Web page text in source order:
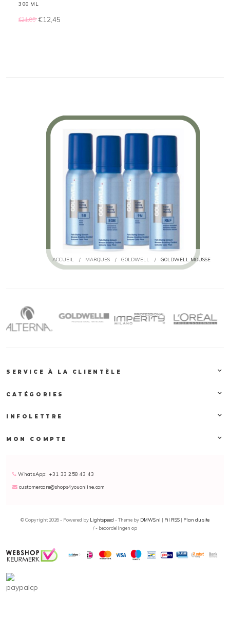
300 ML
€21,85 €12,45
ACCUEIL / MARQUES / GOLDWELL / GOLDWELL MOUSSE
SERVICE À LA CLIENTÈLE
CATÉGORIES
INFOLETTRE
MON COMPTE
WhatsApp: +31 33 258 43 43
customercare@shops4youonline.com
© Copyright 2026 - Powered by Lightspeed - Theme by DMWS.nl | Fil RSS | Plan du site
/- beoordelingen op